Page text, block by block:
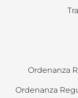
Ordenanza
Ordenanza